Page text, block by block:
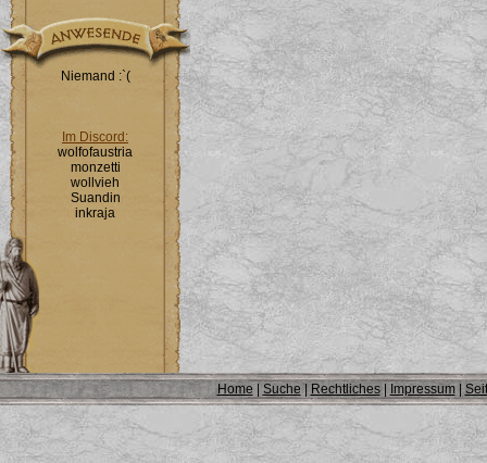
Niemand :`(
Im Discord:
wolfofaustria
monzetti
wollvieh
Suandin
inkraja
Home| Suche | Rechtliches| Impressum|